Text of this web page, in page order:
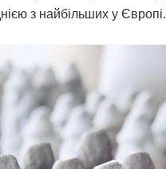
з найбільших у Європі.